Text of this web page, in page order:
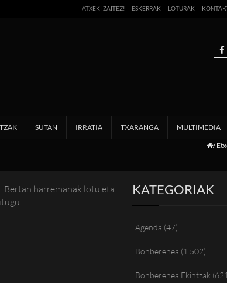
ATXEKI ZAITEZ! ESKERRAK LOTURAK
SUTAN IRRATIA TXARANGA MULTIMEDIA
Bertan harremanak lotu eta
KATEGORIAK
Agenda (47)
Bonberenea (1.502)
Bonberenea Ekintzak